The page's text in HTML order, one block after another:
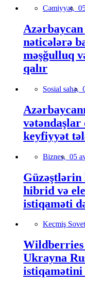
Cəmiyyət,
nəticələrə
məşğulluq
qalır
Sosial sahə,
vətəndaşlar
keyfiyyət
Biznes, 05
Güzəştlərin
hibrid və
istiqaməti
Keçmiş
Wildberries
Ukrayna
istiqamətini